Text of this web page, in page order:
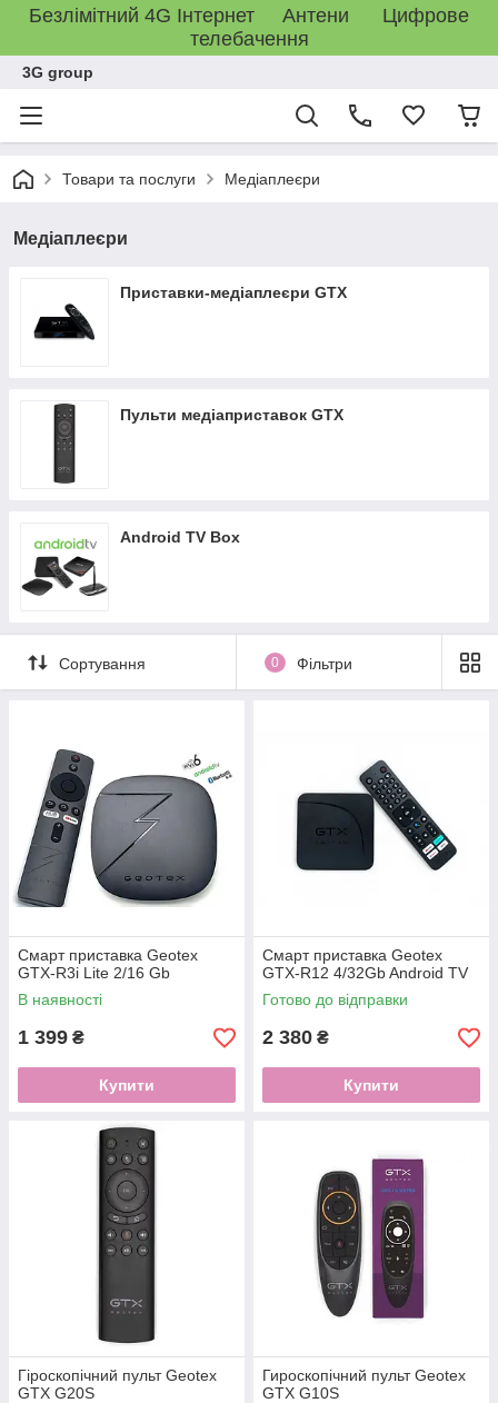
Безлімітний 4G Інтернет Антени Цифрове
телебачення
3G group
Товари та послуги Медіаплеєри
Медіаплеєри
Приставки-медіаплеєри GTX
Пульти медіаприставок GTX
Android TV Box
Сортування 0 Фільтри
Смарт приставка Geotex
GTX-R3i Lite 2/16 Gb
В наявності
1 399 ₴
Купити
Смарт приставка Geotex
GTX-R12 4/32Gb Android TV
Готово до відправки
2 380 ₴
Купити
Гіроскопічний пульт Geotex
GTX G20S
Гироскопічний пульт Geotex
GTX G10S